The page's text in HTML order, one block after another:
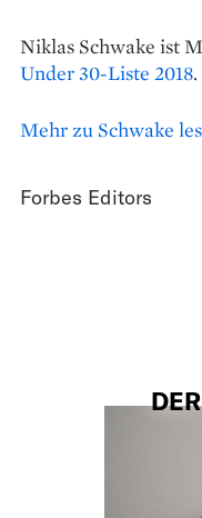
Niklas Schwake ist
Under 30-Liste 2018.
Mehr zu Schwake
Forbes Editors